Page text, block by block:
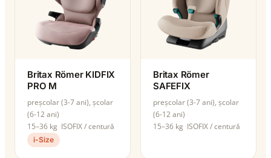
Britax Römer KIDFIX
PRO M
preșcolar (3-7 ani), școlar
(6-12 ani)
15–36 kg ISOFIX / centură
i-Size
Britax Römer
SAFEFIX
preșcolar (3-7 ani), școlar
(6-12 ani)
15–36 kg ISOFIX / centură